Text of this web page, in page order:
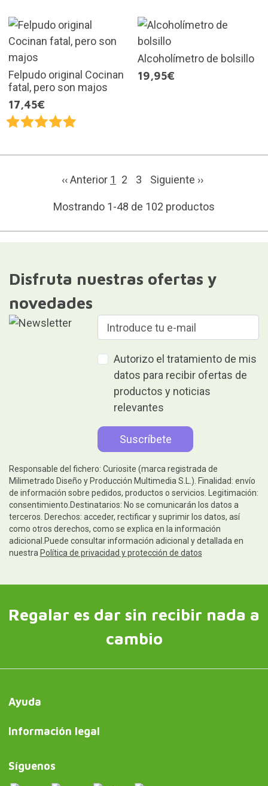
Felpudo original Cocinan
fatal, pero son majos
17,45€
Alcoholímetro de bolsillo
19,95€
‹‹ Anterior 1 2 3 Siguiente ››
Mostrando 1-48 de 102 productos
Disfruta nuestras ofertas y
novedades
Autorizo el tratamiento de mis
datos para recibir ofertas de
productos y noticias
relevantes
Responsable del fichero: Curiosite (marca registrada de
Milimetrado Diseño y Producción Multimedia S.L.). Finalidad: envío
de información sobre pedidos, productos o servicios. Legitimación:
consentimiento.Destinatarios: No se comunicarán los datos a
terceros. Derechos: acceder, rectificar y suprimir los datos, así
como otros derechos, como se explica en la información
adicional.Puede consultar información adicional y detallada en
nuestra Política de privacidad y protección de datos
Regalar es dar sin recibir nada a
cambio
Ayuda
Información legal
Síguenos